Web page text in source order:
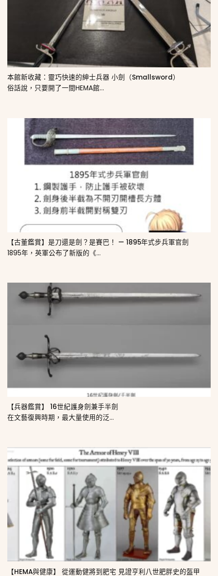
本館新收藏：靈巧快速的紳士兵器 小劍（Smallsword）
俗話說，只要開了一間HEMA館...
【古董鑑賞】是刀還是劍？是賽巴！ — 1895年式步兵軍官劍
1895年，英軍公布了新版的《...
【兵器鑑賞】 16世紀護身劍兼手半劍
在文藝復興時期，最大量使用的泛...
【HEMA與健康】 從運動健將到肥宅 見證亨利八世肥胖史的盔甲